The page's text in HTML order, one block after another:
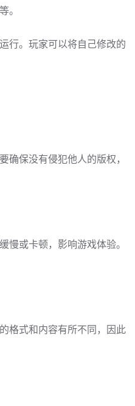
。
行。玩家可以将自己修改的
保没有侵犯他人的版权，
或卡顿，影响游戏体验。
格式和内容有所不同，因此